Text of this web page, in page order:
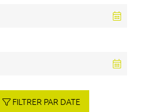
FILTRER PAR DATE